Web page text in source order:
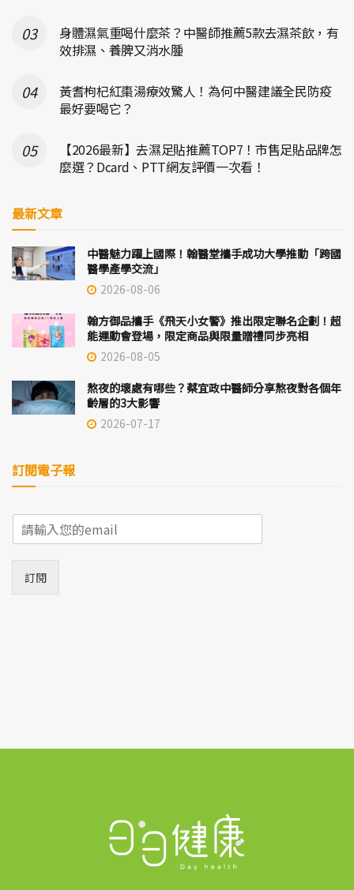
身體濕氣重喝什麼茶？中醫師推薦5款去濕茶飲，有
效排濕、養脾又消水腫
黃耆枸杞紅棗湯療效驚人！為何中醫建議全民防疫
最好要喝它？
【2026最新】去濕足貼推薦TOP7！市售足貼品牌怎
麼選？Dcard、PTT網友評價一次看！
最新文章
中醫魅力躍上國際！翰醫堂攜手成功大學推動「跨國
醫學產學交流」
2026-08-06
翰方御品攜手《飛天小女警》推出限定聯名企劃！超
能運動會登場，限定商品與限量贈禮同步亮相
2026-08-05
熬夜的壞處有哪些？蔡宜政中醫師分享熬夜對各個年
齡層的3大影響
2026-07-17
訂閱電子報
E
m
*
訂閱